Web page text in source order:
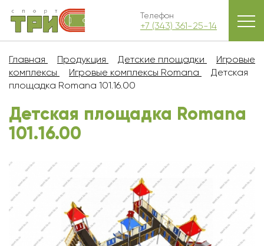
Телефон
+7 (343) 361-25-14
Главная Продукция Детские площадки
Игровые
комплексы
Игровые комплексы Romana
Детская
площадка Romana 101.16.00
Детская площадка Romana
101.16.00